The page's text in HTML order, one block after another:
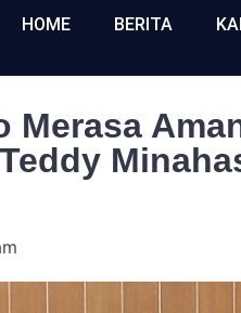
HOME BERITA
Merasa